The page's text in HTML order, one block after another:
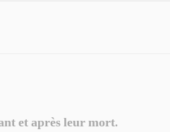
et après leur mort.